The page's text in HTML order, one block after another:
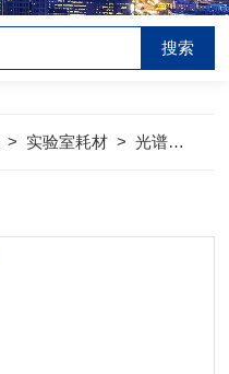
> 实验室耗材 >光谱显色剂